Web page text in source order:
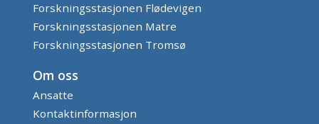
Forskningsstasjonen Flødevigen
Forskningsstasjonen Matre
Forskningsstasjonen Tromsø
Om oss
Ansatte
Kontaktinformasjon